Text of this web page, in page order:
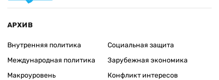
АРХИВ
Внутренняя политика
Международная политика
Макроуровень
Социальная защита
Зарубежная экономика
Конфликт интересов